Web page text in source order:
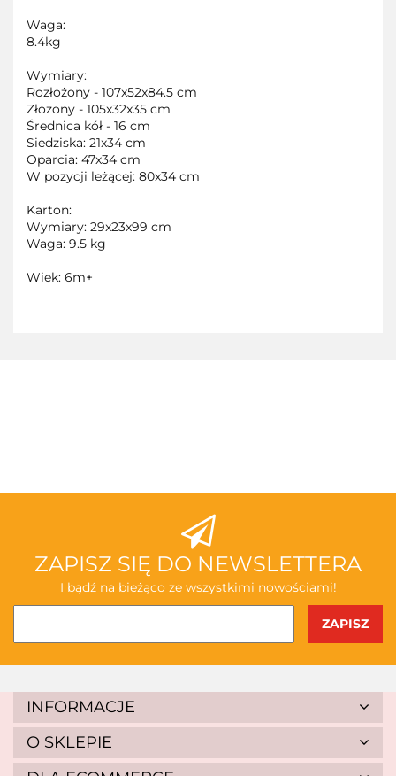
Waga:
8.4kg
Wymiary:
Rozłożony - 107x52x84.5 cm
Złożony - 105x32x35 cm
Średnica kół - 16 cm
Siedziska: 21x34 cm
Oparcia: 47x34 cm
W pozycji leżącej: 80x34 cm
Karton:
Wymiary: 29x23x99 cm
Waga: 9.5 kg
Wiek: 6m+
ABAKUS
AKSJOMAT
ZAPISZ SIĘ DO NEWSLETTERA
I bądź na bieżąco ze wszystkimi nowościami!
INFORMACJE
O SKLEPIE